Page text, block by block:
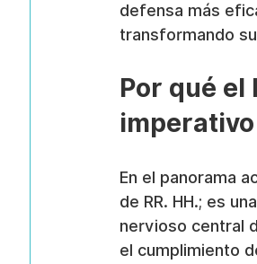
defensa más
transformando
Por qué el
En el panorama
de RR. HH.; es
nervioso central
el cumplimiento